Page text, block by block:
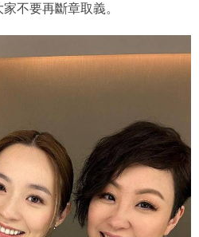
不要再斷章取義。